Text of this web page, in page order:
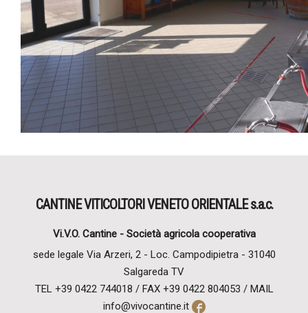
CANTINE VITICOLTORI VENETO ORIENTALE s.a.c.
Vi.V.O. Cantine - Società agricola cooperativa
sede legale Via Arzeri, 2 - Loc. Campodipietra - 31040
Salgareda TV
TEL+39 0422 744018 / FAX +39 0422 804053 / MAIL
info@vivocantine.it